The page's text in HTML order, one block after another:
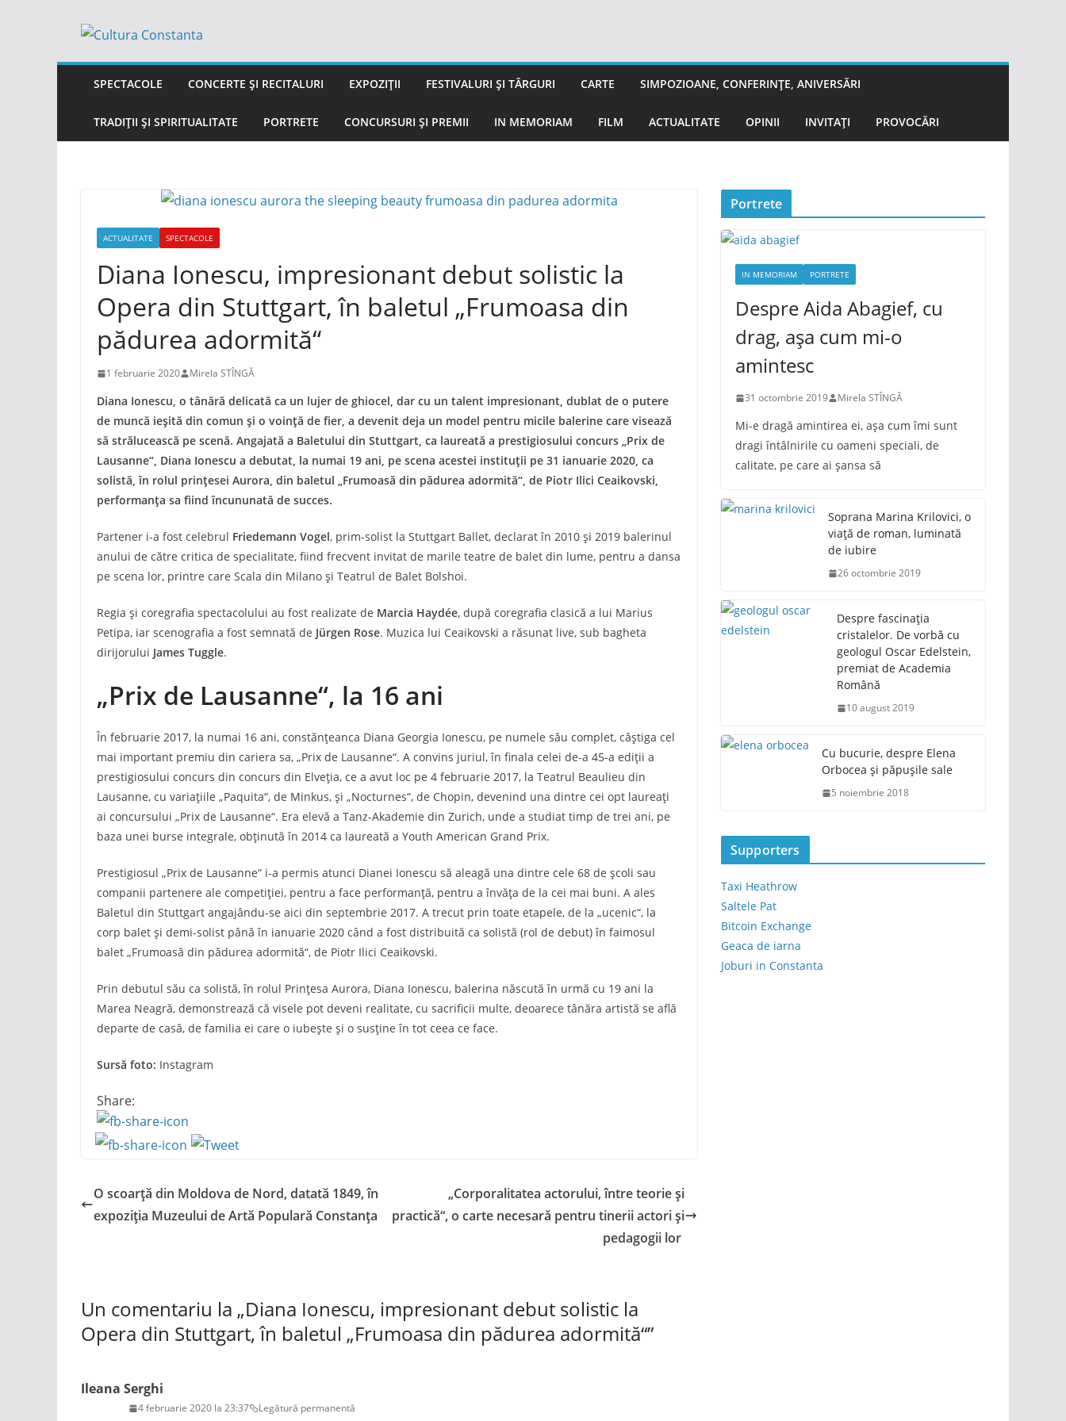
conținut
SPECTACOLE CONCERTE ȘI RECITALURI EXPOZIȚII FESTIVALURI ȘI TÂRGURI CARTE SIMPOZIOANE, CONFERINȚE, ANIVERSĂRI
TRADIȚII ȘI SPIRITUALITATE PORTRETE CONCURSURI ȘI PREMII IN MEMORIAM FILM ACTUALITATE OPINII INVITAȚI PROVOCĂRI
ACTUALITATE SPECTACOLE
Diana Ionescu, impresionant debut solistic la
Opera din Stuttgart, în baletul „Frumoasa din
pădurea adormită“
1 februarie 2020 Mirela STÎNGĂ
Diana Ionescu, o tânără delicată ca un lujer de ghiocel, dar cu un talent impresionant, dublat de o putere
de muncă ieșită din comun și o voință de fier, a devenit deja un model pentru micile balerine care visează
să strălucească pe scenă. Angajată a Baletului din Stuttgart, ca laureată a prestigiosului concurs „Prix de
Lausanne“, Diana Ionescu a debutat, la numai 19 ani, pe scena acestei instituții pe 31 ianuarie 2020, ca
solistă, în rolul prințesei Aurora, din baletul „Frumoasă din pădurea adormită“, de Piotr Ilici Ceaikovski,
performanța sa fiind încununată de succes.
Partener i-a fost celebrul Friedemann Vogel, prim-solist la Stuttgart Ballet, declarat în 2010 și 2019 balerinul
anului de către critica de specialitate, fiind frecvent invitat de marile teatre de balet din lume, pentru a dansa
pe scena lor, printre care Scala din Milano și Teatrul de Balet Bolshoi.
Regia și coregrafia spectacolului au fost realizate de Marcia Haydée, după coregrafia clasică a lui Marius
Petipa, iar scenografia a fost semnată de Jürgen Rose. Muzica lui Ceaikovski a răsunat live, sub bagheta
dirijorului James Tuggle.
„Prix de Lausanne“, la 16 ani
În februarie 2017, la numai 16 ani, constănţeanca Diana Georgia Ionescu, pe numele său complet, câștiga cel
mai important premiu din cariera sa, „Prix de Lausanne“. A convins juriul, în finala celei de-a 45-a ediţii a
prestigiosului concurs din concurs din Elveția, ce a avut loc pe 4 februarie 2017, la Teatrul Beaulieu din
Lausanne, cu variaţiile „Paquita“, de Minkus, şi „Nocturnes“, de Chopin, devenind una dintre cei opt laureaţi
ai concursului „Prix de Lausanne“. Era elevă a Tanz-Akademie din Zurich, unde a studiat timp de trei ani, pe
baza unei burse integrale, obţinută în 2014 ca laureată a Youth American Grand Prix.
Prestigiosul „Prix de Lausanne“ i-a permis atunci Dianei Ionescu să aleagă una dintre cele 68 de şcoli sau
companii partenere ale competiţiei, pentru a face performanţă, pentru a învăţa de la cei mai buni. A ales
Baletul din Stuttgart angajându-se aici din septembrie 2017. A trecut prin toate etapele, de la „ucenic“, la
corp balet și demi-solist până în ianuarie 2020 când a fost distribuită ca solistă (rol de debut) în faimosul
balet „Frumoasă din pădurea adormită“, de Piotr Ilici Ceaikovski.
Prin debutul său ca solistă, în rolul Prințesa Aurora, Diana Ionescu, balerina născută în urmă cu 19 ani la
Marea Neagră, demonstrează că visele pot deveni realitate, cu sacrificii multe, deoarece tânăra artistă se află
departe de casă, de familia ei care o iubește și o susține în tot ceea ce face.
Sursă foto: Instagram
Share:
O scoarță din Moldova de Nord, datată 1849, în
expoziția Muzeului de Artă Populară Constanța
„Corporalitatea actorului, între teorie și
practică“, o carte necesară pentru tinerii actori și
pedagogii lor
Un comentariu la „Diana Ionescu, impresionant debut solistic la
Opera din Stuttgart, în baletul „Frumoasa din pădurea adormită“”
Ileana Serghi
4 februarie 2020 la 23:37 Legătură permanentă
Portrete
IN MEMORIAM PORTRETE
Despre Aida Abagief, cu
drag, așa cum mi-o
amintesc
31 octombrie 2019 Mirela STÎNGĂ
Mi-e dragă amintirea ei, așa cum îmi sunt
dragi întâlnirile cu oameni speciali, de
calitate, pe care ai șansa să
Soprana Marina Krilovici, o
viață de roman, luminată
de iubire
26 octombrie 2019
Despre fascinația
cristalelor. De vorbă cu
geologul Oscar Edelstein,
premiat de Academia
Română
10 august 2019
Cu bucurie, despre Elena
Orbocea și păpușile sale
5 noiembrie 2018
Supporters
Taxi Heathrow
Saltele Pat
Bitcoin Exchange
Geaca de iarna
Joburi in Constanta